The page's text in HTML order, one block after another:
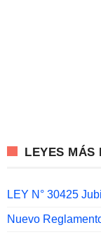
LEYES MÁS
LEY N° 30425
Nuevo